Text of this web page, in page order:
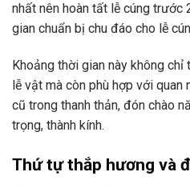
nhất nên hoàn tất lễ cúng
gian chuẩn bị chu đáo cho lễ
Khoảng thời gian này không chỉ
lễ vật mà còn phù hợp với
cũ trong thanh thản, đón chào
trọng, thành kính.
Thứ tự thắp hương và